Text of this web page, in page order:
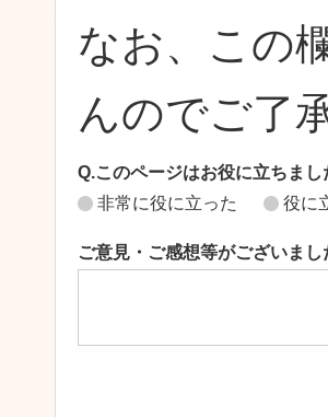
なお、この
んのでご了
Q.このページはお役に立ちまし
非常に役に立った
役に
ご意見・ご感想等がございま